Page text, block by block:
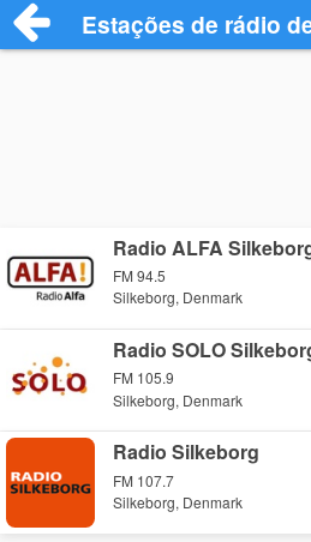
Estações de rádio
Radio ALFA
FM 94.5
Silkeborg, Denmark
Radio SOLO
FM 105.9
Silkeborg, Denmark
Radio Silkeborg
FM 107.7
Silkeborg, Denmark